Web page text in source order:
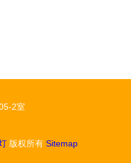
2室
版权所有 Sitemap